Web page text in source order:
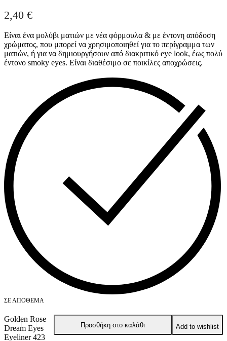
2,40 €
Είναι ένα μολύβι ματιών με νέα φόρμουλα & με έντονη απόδοση
χρώματος, που μπορεί να χρησιμοποιηθεί για το περίγραμμα των
ματιών, ή για να δημιουργήσουν από διακριτικό eye look, έως πολύ
έντονο smoky eyes. Είναι διαθέσιμο σε ποικίλες αποχρώσεις.
ΣΕ ΑΠΌΘΕΜΑ
Golden Rose
Dream Eyes
Eyeliner 423
Προσθήκη στο καλάθι Add to wishlist